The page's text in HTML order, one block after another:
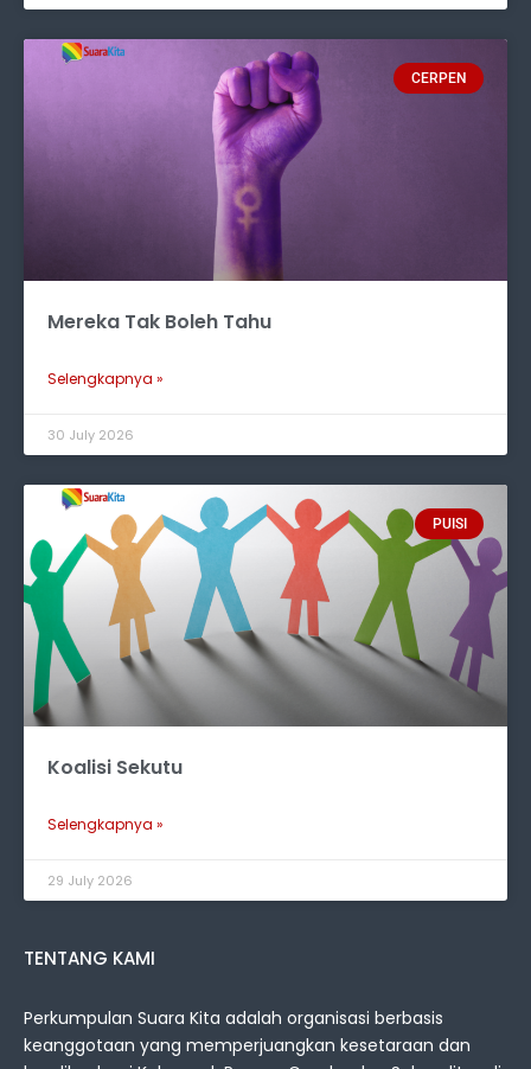
CERPEN
Mereka Tak Boleh Tahu
Selengkapnya »
30 July 2026
PUISI
Koalisi Sekutu
Selengkapnya »
29 July 2026
TENTANG KAMI
Perkumpulan Suara Kita adalah organisasi berbasis
keanggotaan yang memperjuangkan kesetaraan dan